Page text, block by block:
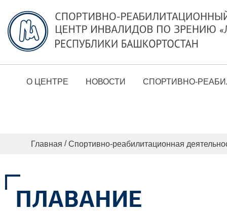
О ЦЕНТРЕ НОВОСТИ СПОРТИВНО-
Главная /Спортивно-реабилитационная
ПЛАВАНИЕ